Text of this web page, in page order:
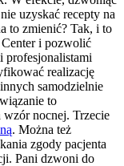
uzyskać recepty na
to zmienić? Tak, i to
i pozwolić
profesjonalistami
realizację
samodzielnie
to
nocnej. Trzecie
. Można też
zgody pacjenta
Pani dzwoni do